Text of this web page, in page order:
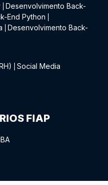
Desenvolvimento Back-
End Python
Desenvolvimento Back-
Social Media
FIAP